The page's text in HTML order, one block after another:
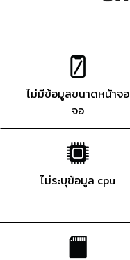
ไม่มีข้อมูลขนาดหน้าจอ
จอ
ไม่ระบุข้อมูล cpu